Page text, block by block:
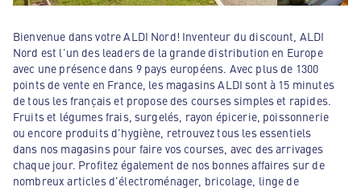
Bienvenue dans votre ALDI Nord! Inventeur du discount, ALDI
Nord est l'un des leaders de la grande distribution en Europe
avec une présence dans 9 pays européens. Avec plus de 1300
points de vente en France, les magasins ALDI sont à 15 minutes
de tous les français et propose des courses simples et rapides.
Fruits et légumes frais, surgelés, rayon épicerie, poissonnerie
ou encore produits d'hygiène, retrouvez tous les essentiels
dans nos magasins pour faire vos courses, avec des arrivages
chaque jour. Profitez également de nos bonnes affaires sur de
nombreux articles d'électroménager, bricolage, linge de